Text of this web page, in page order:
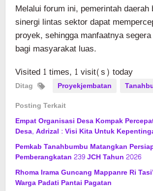
Melalui forum ini, pemerintah daerah
sinergi lintas sektor dapat
proyek, sehingga manfaatnya
bagi masyarakat luas.
Visited 1 times, 1 visit(s) today
Ditag Proyekjembatan
Posting Terkait
Empat Organisasi Desa Kompak
Desa, Adrizal : Visi Kita Untuk
Pemkab Tanahbumbu Matangkan
Pemberangkatan 239 JCH Tahun 2026
Rhoma Irama Guncang Mappanre Ri
Warga Padati Pantai Pagatan